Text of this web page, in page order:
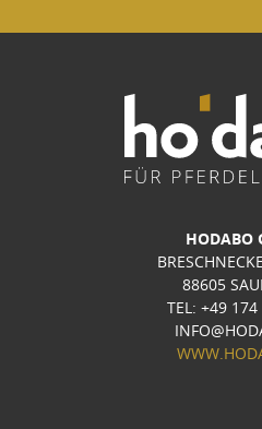
HODABO
88605
TEL: +49